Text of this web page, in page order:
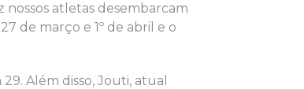
nossos atletas desembarcam
de março e 1º de abril e o
Além disso, Jouti, atual